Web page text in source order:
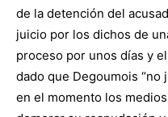
de la detención del
juicio por los dichos de
proceso por unos días y
dado que Degoumois
en el momento los